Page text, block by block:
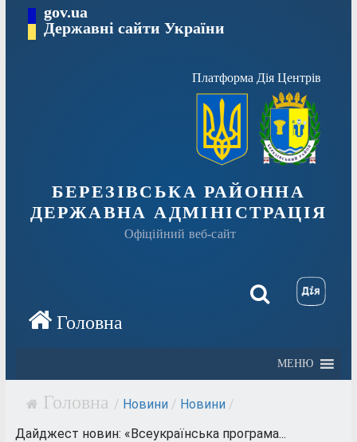
Перейтиgov.ua
Державні сайти України
Платформа Дія Центрів
БЕРЕЗІВСЬКА РАЙОННА
ДЕРЖАВНА АДМІНІСТРАЦІЯ
Офіційний веб-сайт
МЕНЮ
/ Новини / Новини /
Дайджест новин: «Всеукраїнська програма...